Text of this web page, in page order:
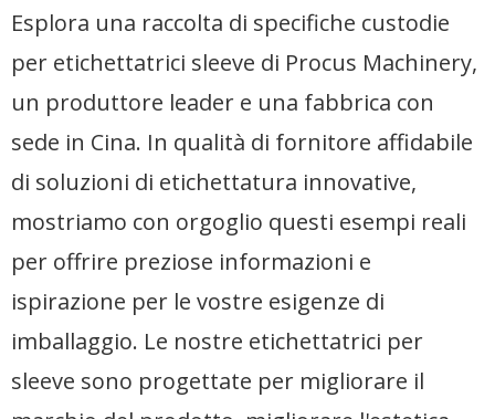
Esplora una raccolta di specifiche custodie
per etichettatrici sleeve di Procus Machinery,
un produttore leader e una fabbrica con
sede in Cina. In qualità di fornitore affidabile
di soluzioni di etichettatura innovative,
mostriamo con orgoglio questi esempi reali
per offrire preziose informazioni e
ispirazione per le vostre esigenze di
imballaggio. Le nostre etichettatrici per
sleeve sono progettate per migliorare il